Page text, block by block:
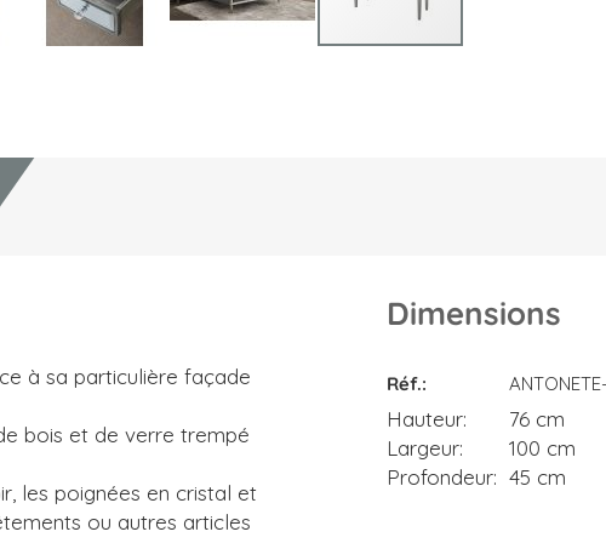
à sa particulière façade
bois et de verre trempé
les poignées en cristal et
ou autres articles
Dimensions
Dimensions
Réf.
Hauteur
76 cm
Largeur
100 cm
Profondeur
45 cm